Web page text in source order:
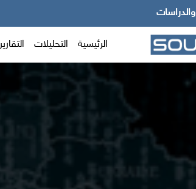
الرئيسية التحليلات التقارير